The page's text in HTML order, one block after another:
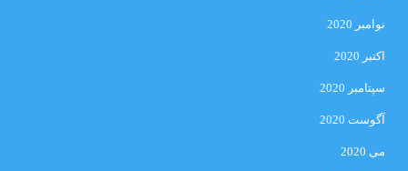
نوامبر 2020
اکتبر 2020
سپتامبر 2020
آگوست 2020
می 2020